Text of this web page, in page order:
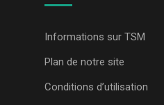
Informations sur TSM
Plan de notre site
Conditions d’utilisation